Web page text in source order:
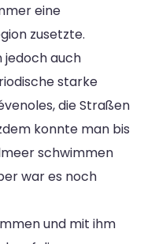
eine
zusetzte.
jedoch auch
starke
die Straßen
konnte man bis
schwimmen
war es noch
und mit ihm